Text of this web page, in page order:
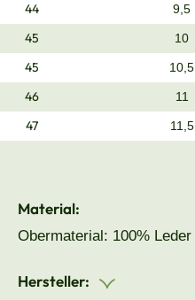
44 9,5
45 10
45 10,5
46 11
47 11,5
Material:
Obermaterial: 100% Leder
Hersteller: